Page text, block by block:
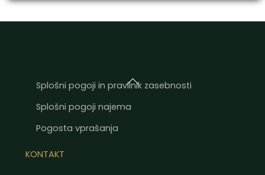
Splošni pogoji in pravilnik zasebnosti
Splošni pogoji najema
Pogosta vprašanja
KONTAKT
Back